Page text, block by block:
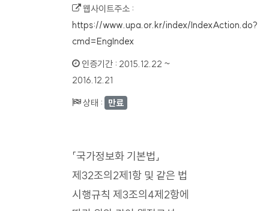
웹사이트주소 :
https://www.upa.or.kr/index/IndexAction.do?
cmd=EngIndex
인증기간 : 2015.12.22 ~
2016.12.21
상태 : 만료
「국가정보화 기본법」
제32조의2제1항 및 같은 법
시행규칙 제3조의4제2항에